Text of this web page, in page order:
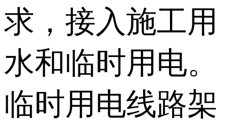
求，接入施工用
水和临时用电。
临时用电线路架